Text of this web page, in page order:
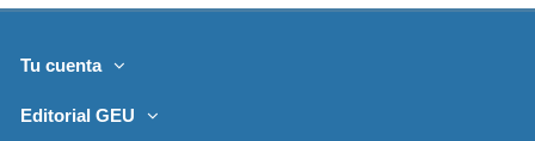
Tu cuenta
Editorial GEU